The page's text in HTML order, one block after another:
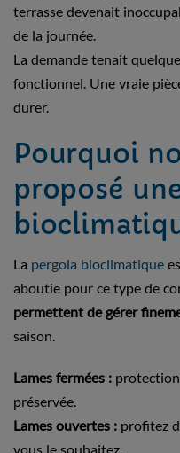
terrasse devenait
de la journée.
La demande tenait
fonctionnel. Une vraie
durer.
Pourquoi
proposé
La pergola bioclimatique
aboutie pour ce type de
permettent de gérer
saison.
Lames fermées :
préservée.
Lames ouvertes : profitez
vous le souhaitez.